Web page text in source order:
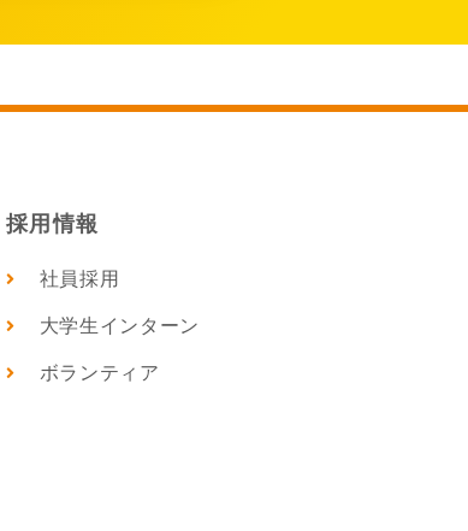
採用情報
社員採用
大学生インターン
ボランティア